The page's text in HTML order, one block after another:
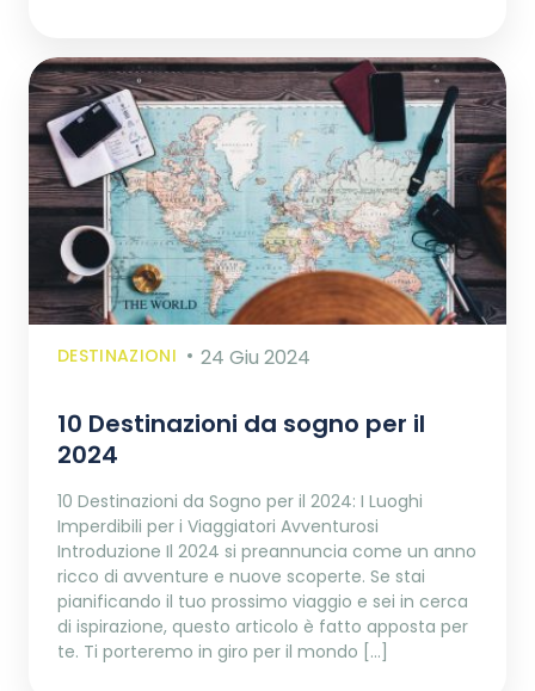
DESTINAZIONI 24 Giu 2024
10 Destinazioni da sogno per il
2024
10 Destinazioni da Sogno per il 2024: I Luoghi
Imperdibili per i Viaggiatori Avventurosi
Introduzione Il 2024 si preannuncia come un anno
ricco di avventure e nuove scoperte. Se stai
pianificando il tuo prossimo viaggio e sei in cerca
di ispirazione, questo articolo è fatto apposta per
te. Ti porteremo in giro per il mondo […]